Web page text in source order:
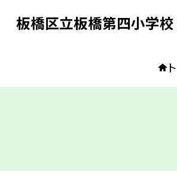
板橋区立板橋第四小学校